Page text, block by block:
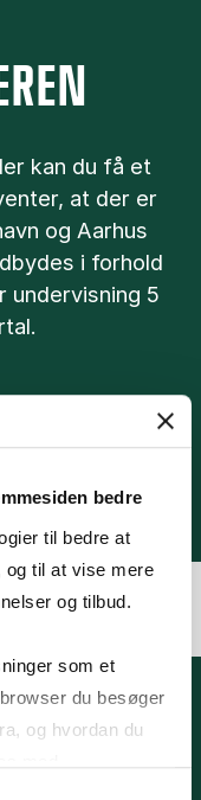
bedre
til bedre at
og til at vise mere
og tilbud.
som et
du besøger
og hvordan du
kan du få et
at der er
og Aarhus
i forhold
undervisning 5